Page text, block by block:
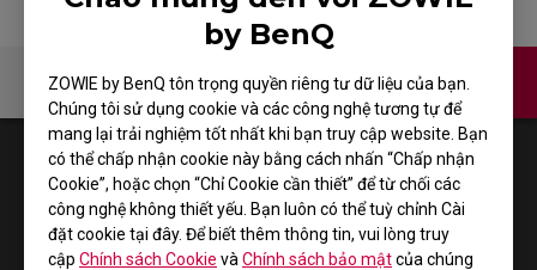
by BenQ
ZOWIE by BenQ tôn trọng quyền riêng tư dữ liệu của bạn.
Chúng tôi sử dụng cookie và các công nghệ tương tự để
mang lại trải nghiệm tốt nhất khi bạn truy cập website. Bạn
có thể chấp nhận cookie này bằng cách nhấn “Chấp nhận
Cookie”, hoặc chọn “Chỉ Cookie cần thiết” để từ chối các
công nghệ không thiết yếu. Bạn luôn có thể tuỳ chỉnh Cài
đặt cookie tại đây. Để biết thêm thông tin, vui lòng truy
cập Chính sách Cookie và Chính sách bảo mậtcủa chúng
Video Liên hệ
1 Results Default